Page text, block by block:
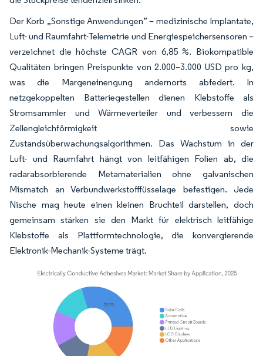
Der Korb „Sonstige Anwendungen” – medizinische Implantate,
Luft- und Raumfahrt-Telemetrie und Energiespeichersensoren –
verzeichnet die höchste CAGR von 6,85 %. Biokompatible
Qualitäten bringen Preispunkte von 2.000–3.000 USD pro kg,
was die Margeneinengung andernorts abfedert. In
netzgekoppelten Batteriegestellen dienen Klebstoffe als
Stromsammler und Wärmeverteiler und verbessern die
Zellengleichförmigkeit sowie
Zustandsüberwachungsalgorithmen. Das Wachstum in der
Luft- und Raumfahrt hängt von leitfähigen Folien ab, die
radarabsorbierende Metamaterialien ohne galvanischen
Mismatch an Verbundwerkstofffüsselage befestigen. Jede
Nische mag heute einen kleinen Bruchteil darstellen, doch
gemeinsam stärken sie den Markt für elektrisch leitfähige
Klebstoffe als Plattformtechnologie, die konvergierende
Elektronik-Mechanik-Systeme trägt.